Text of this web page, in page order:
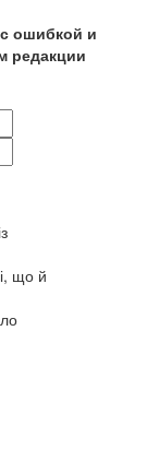
ошибкой и
редакции
із
що й